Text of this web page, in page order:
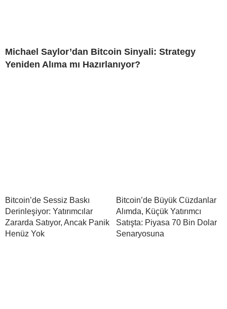
Michael Saylor’dan Bitcoin Sinyali: Strategy
Yeniden Alıma mı Hazırlanıyor?
Bitcoin’de Sessiz Baskı
Derinleşiyor: Yatırımcılar
Zararda Satıyor, Ancak Panik
Henüz Yok
Bitcoin’de Büyük Cüzdanlar
Alımda, Küçük Yatırımcı
Satışta: Piyasa 70 Bin Dolar
Senaryosuna